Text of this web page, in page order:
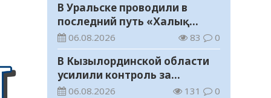
В Уральске проводили в
последний путь «Халық
Қаһарманы» Ивана
Степановича Гапича
06.08.2026 83 0
В Кызылординской области
усилили контроль за
финансовой дисциплиной
06.08.2026 131 0